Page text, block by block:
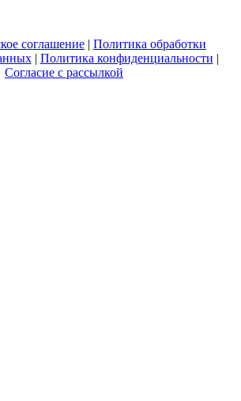
соглашение | Политика обработки
| Политика конфиденциальности |
Согласие с рассылкой